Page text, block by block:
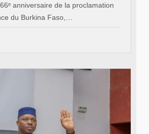
anniversaire de la proclamation
du Burkina Faso,…